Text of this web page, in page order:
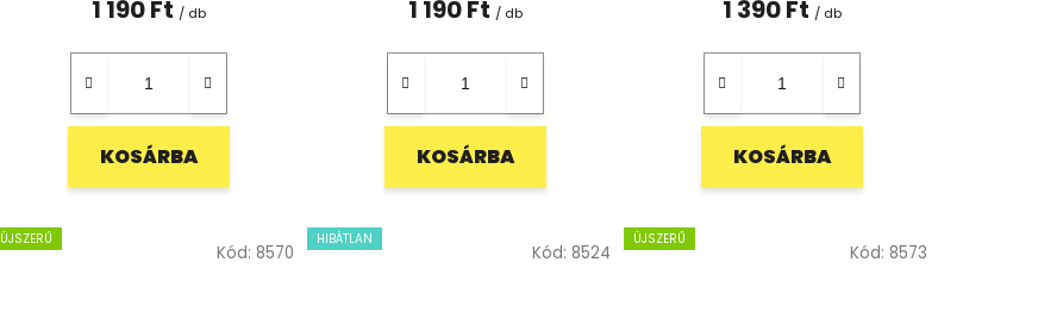
1 190 Ft / db
KOSÁRBA
1 190 Ft / db
KOSÁRBA
1 390 Ft / db
KOSÁRBA
ÚJSZERŰ
Kód: 8570
HIBÁTLAN
Kód: 8524
ÚJSZERŰ
Kód: 8573